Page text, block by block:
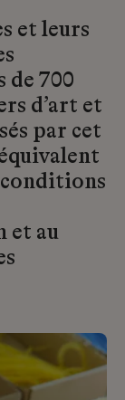
et leurs
de 700
d’art et
par cet
et au